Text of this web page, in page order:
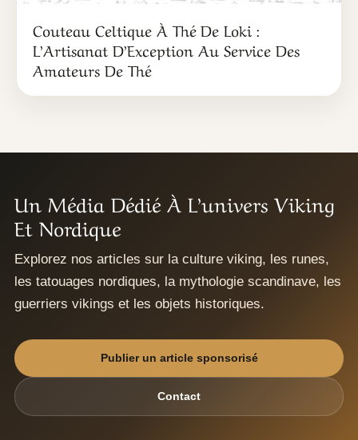
Couteau Celtique À Thé De Loki :
L’Artisanat D’Exception Au Service Des
Amateurs De Thé
Un Média Dédié À L’univers Viking
Et Nordique
Explorez nos articles sur la culture viking, les runes,
les tatouages nordiques, la mythologie scandinave, les
guerriers vikings et les objets historiques.
Publier un article sponsorisé
Contact